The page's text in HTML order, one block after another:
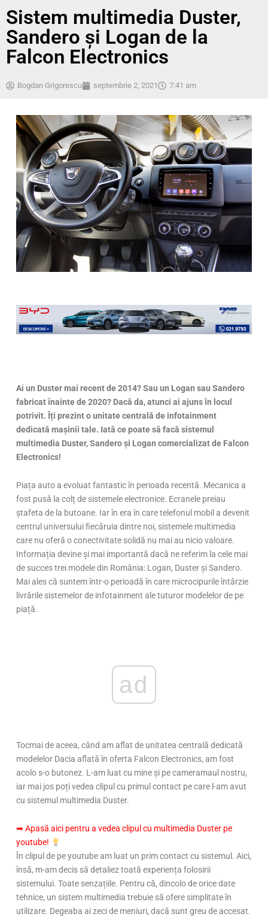
Sistem multimedia Duster,
Sandero și Logan de la
Falcon Electronics
Bogdan Grigorescu septembrie 2, 2021 7:41 am
Ai un Duster mai recent de 2014? Sau un Logan sau Sandero
fabricat înainte de 2020? Dacă da, atunci ai ajuns în locul
potrivit. Îți prezint o unitate centrală de infotainment
dedicată mașinii tale. Iată ce poate să facă sistemul
multimedia Duster, Sandero și Logan comercializat de Falcon
Electronics!
Piața auto a evoluat fantastic în perioada recentă. Mecanica a
fost pusă la colț de sistemele electronice. Ecranele preiau
ștafeta de la butoane. Iar în era în care telefonul mobil a devenit
centrul universului fiecăruia dintre noi, sistemele multimedia
care nu oferă o conectivitate solidă nu mai au nicio valoare.
Informația devine și mai importantă dacă ne referim la cele mai
de succes trei modele din România: Logan, Duster și Sandero.
Mai ales că suntem într-o perioadă în care microcipurile întârzie
livrările sistemelor de infotainment ale tuturor modelelor de pe
piață.
ad
Tocmai de aceea, când am aflat de unitatea centrală dedicată
modelelor Dacia aflată în oferta Falcon Electronics, am fost
acolo s-o butonez. L-am luat cu mine și pe cameramaul nostru,
iar mai jos poți vedea clipul cu primul contact pe care l-am avut
cu sistemul multimedia Duster.
➡ Apasă aici pentru a vedea clipul cu multimedia Duster pe
youtube!
În clipul de pe youtube am luat un prim contact cu sistemul. Aici,
însă, m-am decis să detaliez toată experiența folosirii
sistemului. Toate senzațiile. Pentru că, dincolo de orice date
tehnice, un sistem multimedia trebuie să ofere simplitate în
utilizare. Degeaba ai zeci de meniuri, dacă sunt greu de accesat.